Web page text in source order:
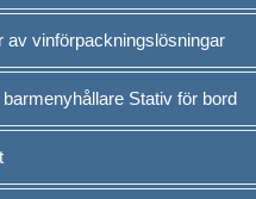
av vinförpackningslösningar
Stativ för bord